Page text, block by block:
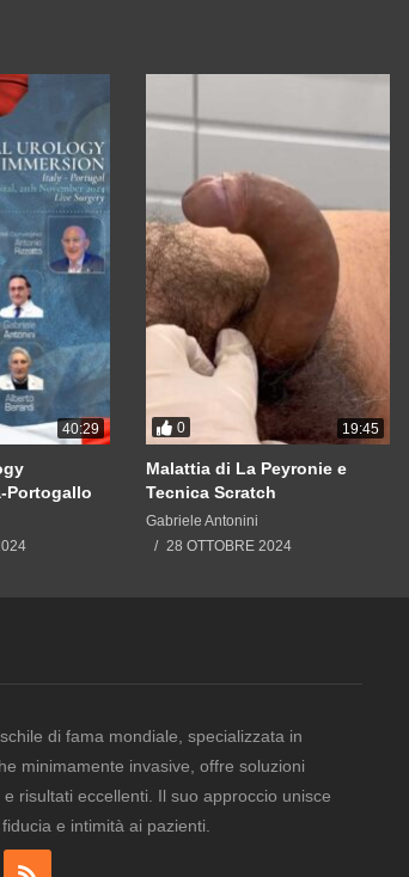
40:29
Portogallo
0 19:45
Malattia di La Peyronie e
Tecnica Scratch
Gabriele Antonini
28 OTTOBRE 2024
di fama mondiale, specializzata in
minimamente invasive, offre soluzioni
risultati eccellenti. Il suo approccio unisce
e intimità ai pazienti.